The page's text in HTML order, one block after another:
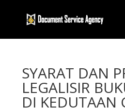
SYARAT DAN
LEGALISIR
DI KEDUTAAN